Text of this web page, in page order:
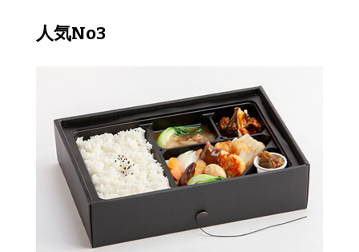
人気No3